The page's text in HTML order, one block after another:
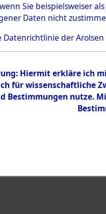
Einen Kommentar
Sie beispielsweiser
Daten nicht
der Arolsen
Hiermit erkläre ich
für wissenschaftliche
Bestimmungen nutze.